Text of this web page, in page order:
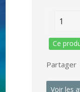
Ce
Partager
Voir les